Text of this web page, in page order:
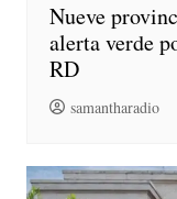
Nueve
alerta verde
RD
samantharadio